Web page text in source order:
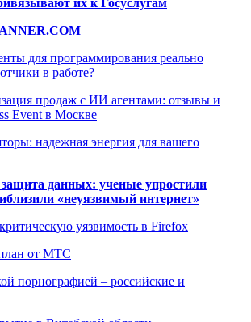
их к Госуслугам
для программирования реально
в работе?
продаж с ИИ агентами: отзывы и
Event в Москве
надежная энергия для вашего
данных: ученые упростили
«неуязвимый интернет»
уязвимость в Firefox
от МТС
порнографией – российские и